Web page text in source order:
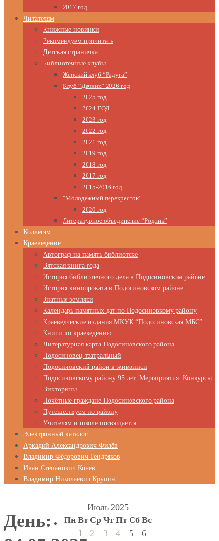
2017 год
Читателям
Книжные новинки
Рекомендуем прочитать
Детская страничка
Библиотечные клубы
Женский клуб “Радуга”
Клуб “Дачник” 2026 год
2025 год
2024 ГОД
2023 год
2022 год
2021 год
2019 год
2018 год
2017 год
2015-2016 год
“Молодежный перекресток”
2020 год
Литературное объединение “Родник”
Коллегам
Краеведение
Автограф на память библиотеке
Вятская книга года
История библиотечного дела в Подосиновском районе
История кинопроката в Подосиновском районе
Знатные земляки
Календарь памятных дат по Подосиновкому району
Краеведческие издания МКУК “Подосиновская МБС”
Книги по краеведению
Литературная карта Подосиновского района
Подосиновец театральный
Подосиновский район в живописи
Подосиновскому району 95 лет. Мероприятия. Конкурсы.
Викторины.
Почётные граждане Подосиновского района
Путешествуем по району
Учителям и школе посвящается
Электронный каталог
Аркадий Александрович Филёв
Владимир Фёдорович Тендряков
Иван Степанович Конев
Владимир Николаевич Крупин
День:
Июль 2025
Пн Вт Ср Чт Пт Сб Вс
1
2 3 4 5 6